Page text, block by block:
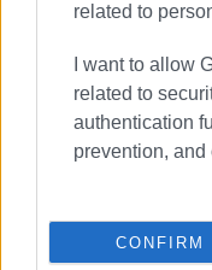
related to
I want to allow
related to
authentication
prevention, and
CONFIRM